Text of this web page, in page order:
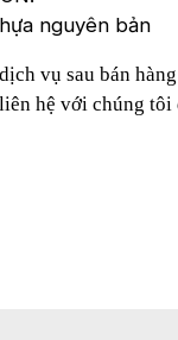
nguyên bản
vụ sau bán
hệ với chúng tôi